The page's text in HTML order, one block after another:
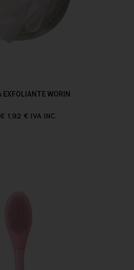
EXFOLIANTE WORIN
1,92 € IVA INC.